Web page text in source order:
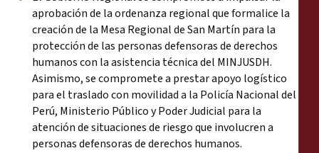
aprobación de la ordenanza regional que formalice la
creación de la Mesa Regional de San Martín para la
protección de las personas defensoras de derechos
humanos con la asistencia técnica del MINJUSDH.
Asimismo, se compromete a prestar apoyo logístico
para el traslado con movilidad a la Policía Nacional del
Perú, Ministerio Público y Poder Judicial para la
atención de situaciones de riesgo que involucren a
personas defensoras de derechos humanos.